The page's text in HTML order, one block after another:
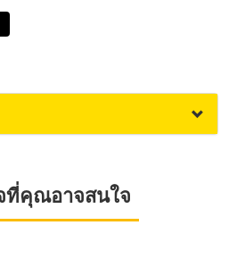
ที่คุณอาจสนใจ